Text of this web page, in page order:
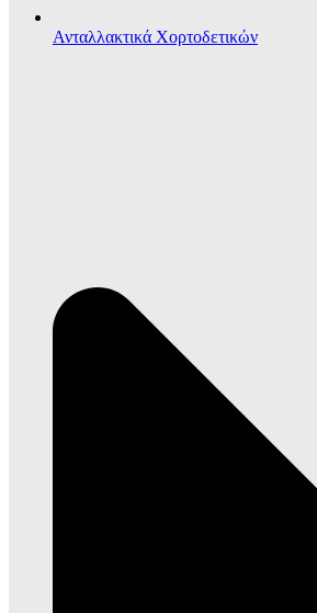
Ανταλλακτικά Χορτοδετικών